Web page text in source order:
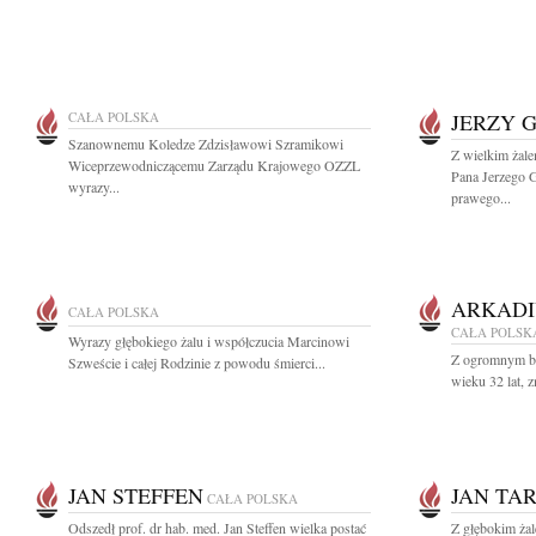
CAŁA POLSKA
Szanownemu Koledze Zdzisławowi Szramikowi
Wiceprzewodniczącemu Zarządu Krajowego OZZL
wyrazy...
JERZY
Z wielkim
Pana Jerzego
prawego...
CAŁA POLSKA
Wyrazy głębokiego żalu i współczucia Marcinowi
Szweście i całej Rodzinie z powodu śmierci...
CAŁA
Z ogromnym
wieku 32 lat,
JAN STEFFEN CAŁA POLSKA
Odszedł prof. dr hab. med. Jan Steffen wielka postać
JAN
Z głębokim